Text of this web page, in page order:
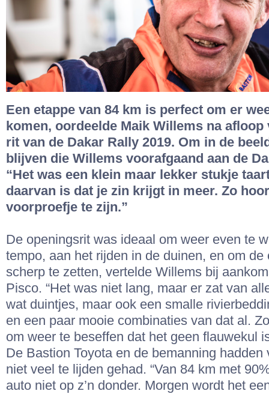
Een etappe van 84 km is perfect om er
komen, oordeelde Maik Willems na afloop
rit van de Dakar Rally 2019. Om in de
blijven die Willems voorafgaand aan de
“Het was een klein maar lekker stukje
daarvan is dat je zin krijgt in meer. Zo
voorproefje te zijn.”
De openingsrit was ideaal om weer even te
tempo, aan het rijden in de duinen, en om de
scherp te zetten, vertelde Willems bij
Pisco. “Het was niet lang, maar er zat van
wat duintjes, maar ook een smalle
en een paar mooie combinaties van dat al.
om weer te beseffen dat het geen flauwekul
De Bastion Toyota en de bemanning hadden
niet veel te lijden gehad. “Van 84 km met
auto niet op z’n donder. Morgen wordt het